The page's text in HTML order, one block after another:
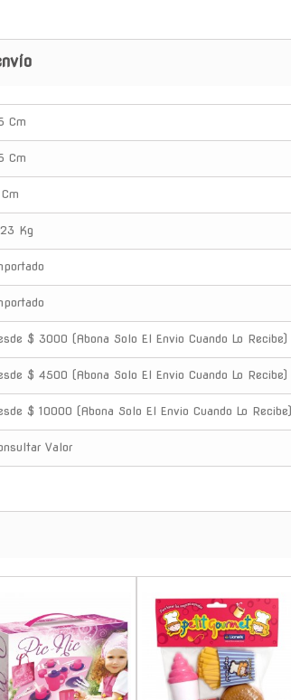
Cm
Cm
Kg
$ 3000 (Abona Solo El Envio Cuando Lo Recibe)
$ 4500 (Abona Solo El Envio Cuando Lo Recibe)
$ 10000 (Abona Solo El Envio Cuando Lo Recibe)
Valor